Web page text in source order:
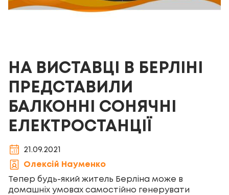
НА ВИСТАВЦІ В БЕРЛІНІ
ПРЕДСТАВИЛИ
БАЛКОННІ СОНЯЧНІ
ЕЛЕКТРОСТАНЦІЇ
21.09.2021
Олексій Науменко
Тепер будь-який житель Берліна може в
домашніх умовах самостійно генерувати